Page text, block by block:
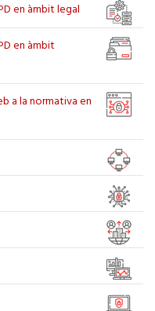
en àmbit legal
en àmbit
a la normativa en